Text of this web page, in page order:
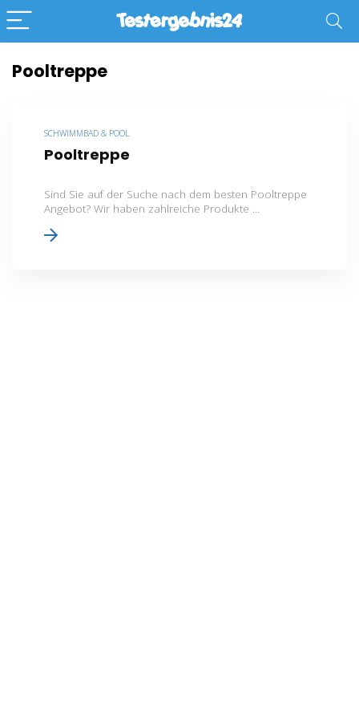
Pooltreppe
SCHWIMMBAD & POOL
Pooltreppe
Sind Sie auf der Suche nach dem besten Pooltreppe
Angebot? Wir haben zahlreiche Produkte ...